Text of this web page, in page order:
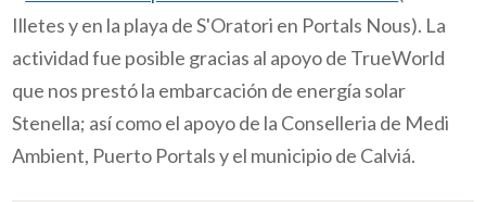
Illetes y en la playa de S'Oratori en Portals Nous). La
actividad fue posible gracias al apoyo de TrueWorld
que nos prestó la embarcación de energía solar
Stenella; así como el apoyo de la Conselleria de Medi
Ambient, Puerto Portals y el municipio de Calviá.